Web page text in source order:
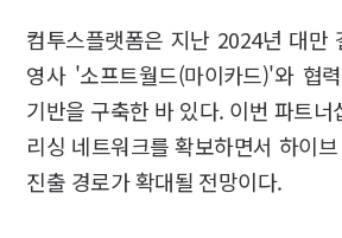
컴투스플랫폼은 지난 2024년 대만
영사 '소프트월드(마이카드)'와 협
기반을 구축한 바 있다. 이번 파트너
리싱 네트워크를 확보하면서 하이
진출 경로가 확대될 전망이다.